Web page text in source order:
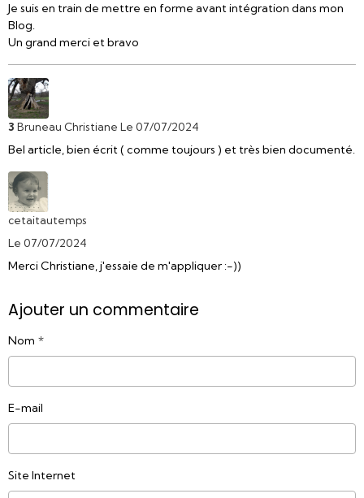
Je suis en train de mettre en forme avant intégration dans mon
Blog.
Un grand merci et bravo
3 Bruneau Christiane Le 07/07/2024
Bel article, bien écrit ( comme toujours ) et très bien documenté.
cetaitautemps
Le 07/07/2024
Merci Christiane, j'essaie de m'appliquer :-))
Ajouter un commentaire
Nom
E-mail
Site Internet